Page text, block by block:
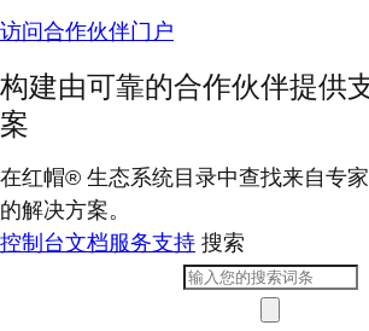
访问合作伙伴门户
构建由可靠的合作伙伴提供
案
在红帽® 生态系统目录中查找来自专
的解决方案。
控制台文档服务支持 搜索